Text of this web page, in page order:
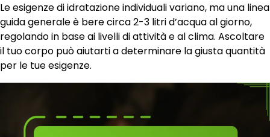
Le esigenze di idratazione individuali variano, ma una linea
guida generale è bere circa 2-3 litri d’acqua al giorno,
regolando in base ai livelli di attività e al clima. Ascoltare
il tuo corpo può aiutarti a determinare la giusta quantità
per le tue esigenze.